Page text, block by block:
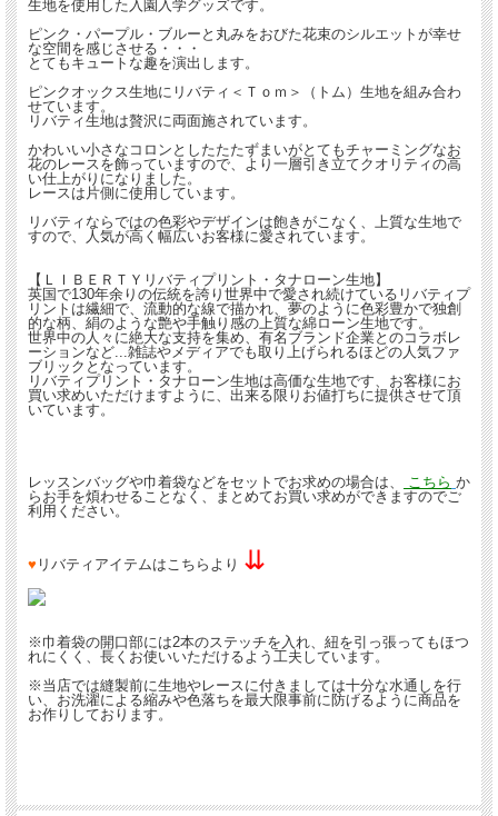
生地を使用した入園入学グッズです。
ピンク・パープル・ブルーと丸みをおびた花束のシルエットが幸せ
な空間を感じさせる・・・
とてもキュートな趣を演出します。
ピンクオックス生地にリバティ＜Ｔｏｍ＞（トム）生地を組み合わ
せています。
リバティ生地は贅沢に両面施されています。
かわいい小さなコロンとしたたたずまいがとてもチャーミングなお
花のレースを飾っていますので、より一層引き立てクオリティの高
い仕上がりになりました。
レースは片側に使用しています。
リバティならではの色彩やデザインは飽きがこなく、上質な生地で
すので、人気が高く幅広いお客様に愛されています。
【ＬＩＢＥＲＴＹリバティプリント・タナローン生地】
英国で130年余りの伝統を誇り世界中で愛され続けているリバティプ
リントは繊細で、流動的な線で描かれ、夢のように色彩豊かで独創
的な柄、絹のような艶や手触り感の上質な綿ローン生地です。
世界中の人々に絶大な支持を集め、有名ブランド企業とのコラボレ
ーションなど...雑誌やメディアでも取り上げられるほどの人気ファ
ブリックとなっています。
リバティプリント・タナローン生地は高価な生地です、お客様にお
買い求めいただけますように、出来る限りお値打ちに提供させて頂
いています。
レッスンバッグや巾着袋などをセットでお求めの場合は、 こちら か
らお手を煩わせることなく、まとめてお買い求めができますのでご
利用ください。
♥ リバティアイテムはこちらより ⇊
※巾着袋の開口部には2本のステッチを入れ、紐を引っ張ってもほつ
れにくく、長くお使いいただけるよう工夫しています。
※当店では縫製前に生地やレースに付きましては十分な水通しを行
い、お洗濯による縮みや色落ちを最大限事前に防げるように商品を
お作りしております。